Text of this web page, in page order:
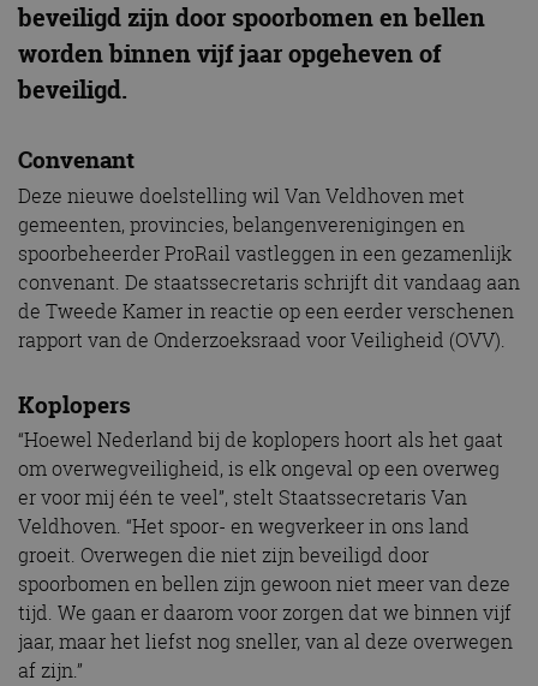
beveiligd zijn door spoorbomen en bellen
worden binnen vijf jaar opgeheven of
beveiligd.
Convenant
Deze nieuwe doelstelling wil Van Veldhoven met
gemeenten, provincies, belangenverenigingen en
spoorbeheerder ProRail vastleggen in een gezamenlijk
convenant. De staatssecretaris schrijft dit vandaag aan
de Tweede Kamer in reactie op een eerder verschenen
rapport van de Onderzoeksraad voor Veiligheid (OVV).
Koplopers
“Hoewel Nederland bij de koplopers hoort als het gaat
om overwegveiligheid, is elk ongeval op een overweg
er voor mij één te veel”, stelt Staatssecretaris Van
Veldhoven. “Het spoor- en wegverkeer in ons land
groeit. Overwegen die niet zijn beveiligd door
spoorbomen en bellen zijn gewoon niet meer van deze
tijd. We gaan er daarom voor zorgen dat we binnen vijf
jaar, maar het liefst nog sneller, van al deze overwegen
af zijn.”